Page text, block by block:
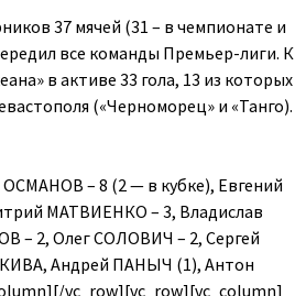
37 мячей (31 – в чемпионате и
все команды Премьер-лиги. К
в активе 33 гола, 13 из которых
(«Черноморец» и «Танго).
– 8 (2 — в кубке), Евгений
МАТВИЕНКО – 3, Владислав
– 2, Олег СОЛОВИЧ – 2, Сергей
Андрей ПАНЫЧ (1), Антон
vc_row][vc_row][vc_column]